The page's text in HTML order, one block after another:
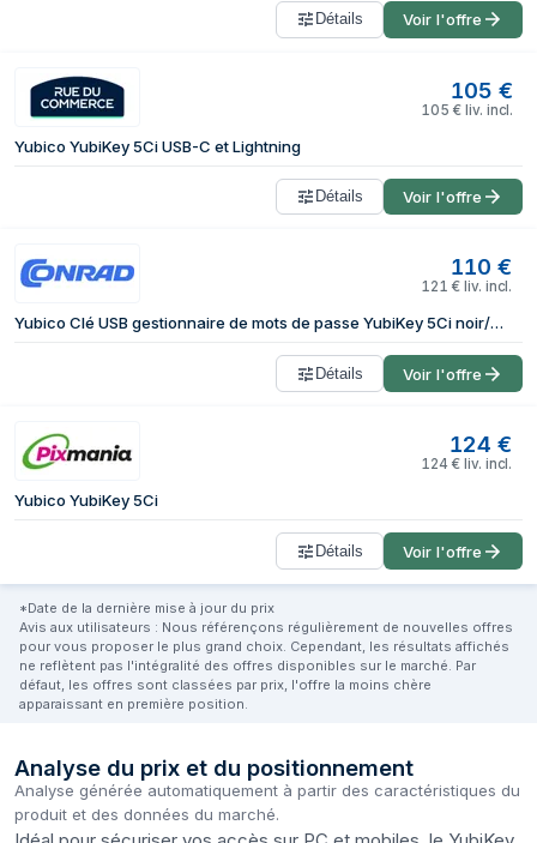
Détails Voir l'offre
105 €
105 € liv. incl.
Yubico YubiKey 5Ci USB-C et Lightning
Détails Voir l'offre
110 €
121 € liv. incl.
Yubico Clé USB gestionnaire de mots de passe YubiKey 5Ci noir/or 5060408461969
Détails Voir l'offre
124 €
124 € liv. incl.
Yubico YubiKey 5Ci
Détails Voir l'offre
*Date de la dernière mise à jour du prix
Avis aux utilisateurs : Nous référençons régulièrement de nouvelles offres
pour vous proposer le plus grand choix. Cependant, les résultats affichés
ne reflètent pas l'intégralité des offres disponibles sur le marché. Par
défaut, les offres sont classées par prix, l'offre la moins chère
apparaissant en première position.
Analyse du prix et du positionnement
Analyse générée automatiquement à partir des caractéristiques du
produit et des données du marché.